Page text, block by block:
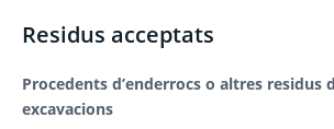
Residus acceptats
Procedents d’enderrocs o altres residus
excavacions